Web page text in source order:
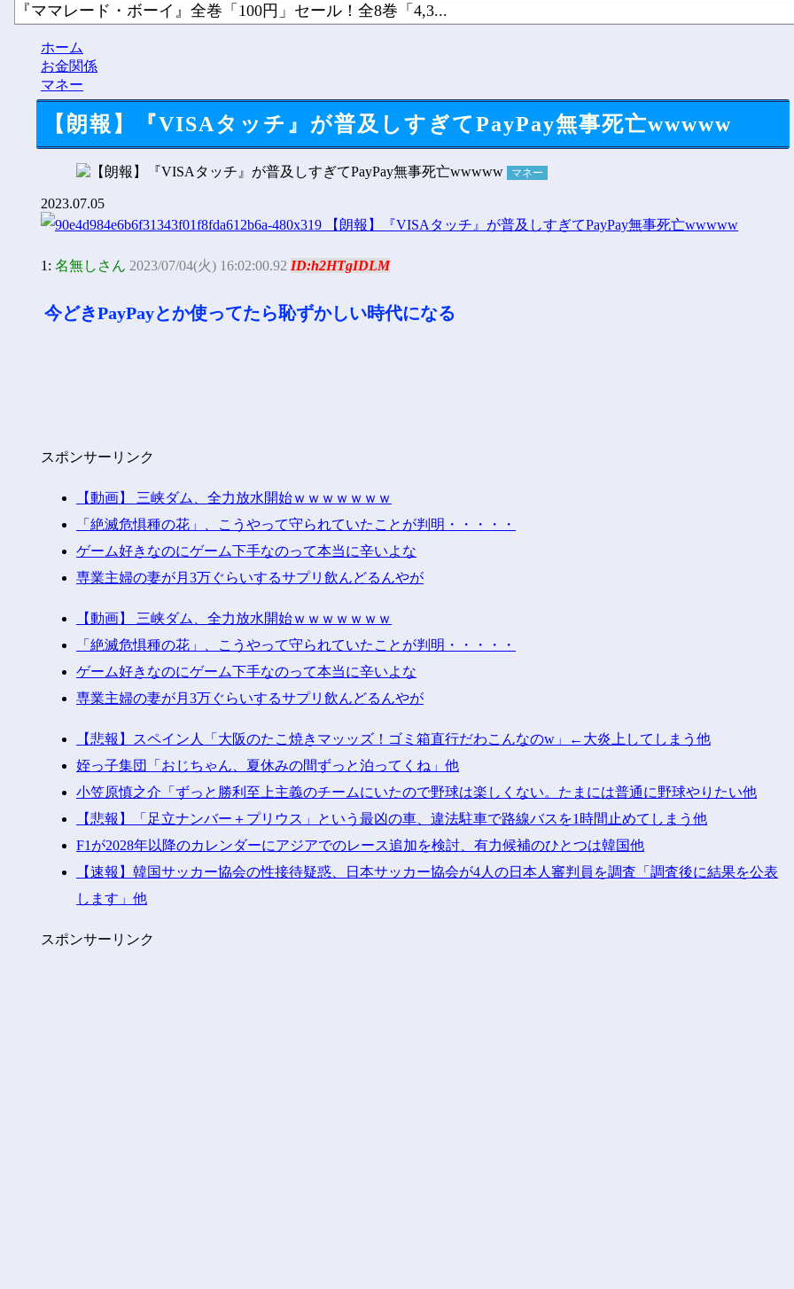
『ママレード・ボーイ』全巻「100円」セール！全8巻「4,3...
【動画】イッヌ、煽ってしまう他
ホーム
お金関係
マネー
【朗報】『VISAタッチ』が普及しすぎてPayPay無事死亡wwwww
マネー
2023.07.05
1: 名無しさん 2023/07/04(火) 16:02:00.92 ID:h2HTgIDLM
今どきPayPayとか使ってたら恥ずかしい時代になる
スポンサーリンク
【動画】 三峡ダム、全力放水開始ｗｗｗｗｗｗｗ
「絶滅危惧種の花」、こうやって守られていたことが判明・・・・・
ゲーム好きなのにゲーム下手なのって本当に辛いよな
専業主婦の妻が月3万ぐらいするサプリ飲んどるんやが
【動画】 三峡ダム、全力放水開始ｗｗｗｗｗｗｗ
「絶滅危惧種の花」、こうやって守られていたことが判明・・・・・
ゲーム好きなのにゲーム下手なのって本当に辛いよな
専業主婦の妻が月3万ぐらいするサプリ飲んどるんやが
【悲報】スペイン人「大阪のたこ焼きマッッズ！ゴミ箱直行だわこんなのw」←大炎上してしまう他
姪っ子集団「おじちゃん、夏休みの間ずっと泊ってくね」他
小笠原慎之介「ずっと勝利至上主義のチームにいたので野球は楽しくない。たまには普通に野球やりたい他
【悲報】「足立ナンバー＋プリウス」という最凶の車、違法駐車で路線バスを1時間止めてしまう他
F1が2028年以降のカレンダーにアジアでのレース追加を検討、有力候補のひとつは韓国他
【速報】韓国サッカー協会の性接待疑惑、日本サッカー協会が4人の日本人審判員を調査「調査後に結果を公表
します」他
スポンサーリンク